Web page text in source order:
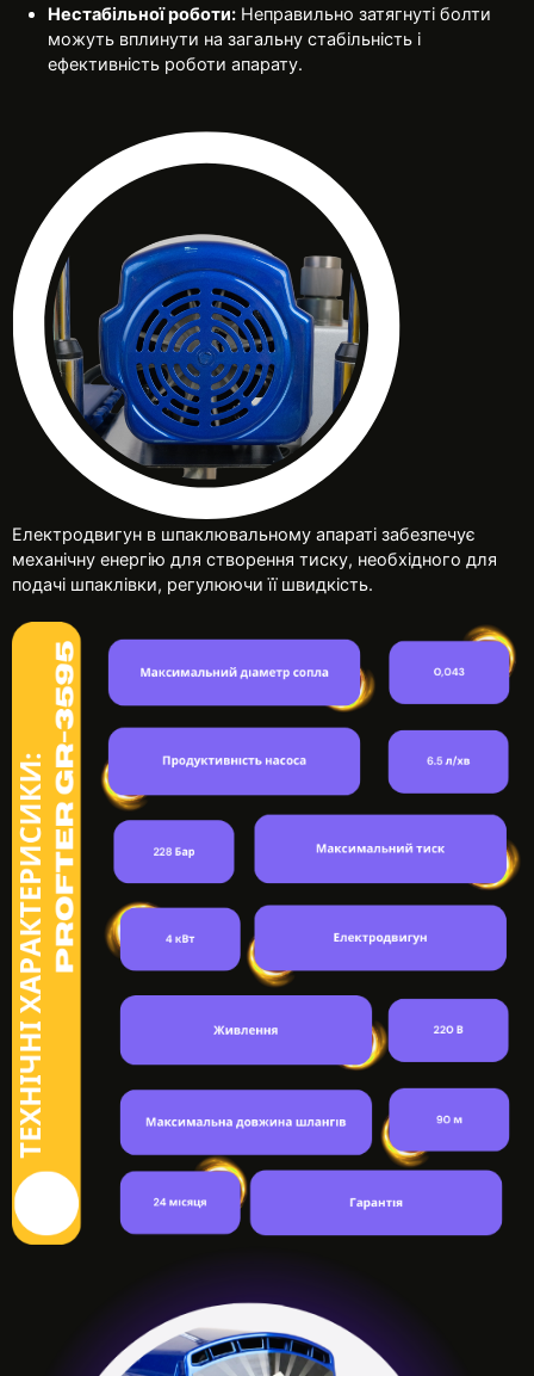
Нестабільної роботи: Неправильно затягнуті болти
можуть вплинути на загальну стабільність і
ефективність роботи апарату.
Електродвигун в шпаклювальному апараті забезпечує
механічну енергію для створення тиску, необхідного для
подачі шпаклівки, регулюючи її швидкість.